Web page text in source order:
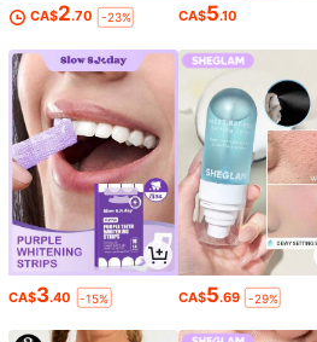
CA$2.70 -23% CA$5.10
CA$3.40 -15% CA$5.69 -29%